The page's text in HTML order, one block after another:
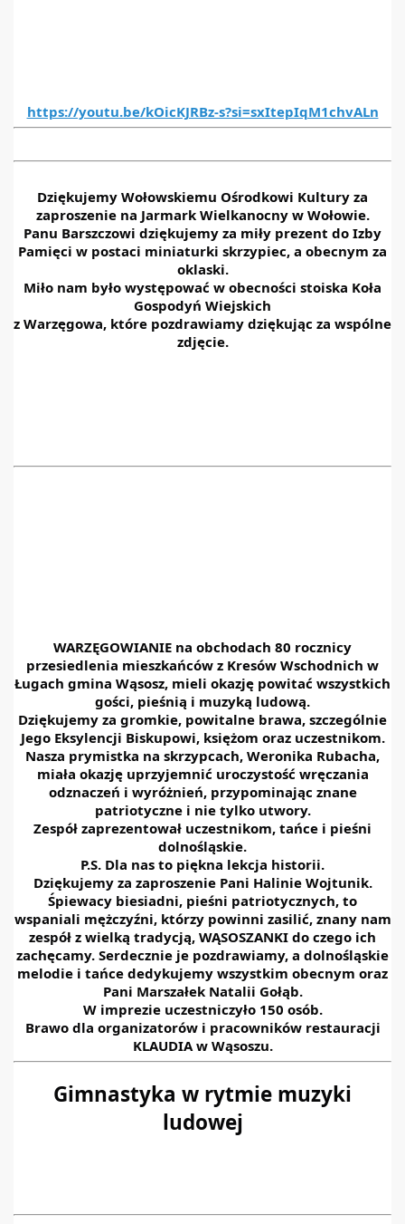
https://youtu.be/kOicKJRBz-s?si=sxItepIqM1chvALn
Dziękujemy Wołowskiemu Ośrodkowi Kultury za
zaproszenie na Jarmark Wielkanocny w Wołowie.
Panu Barszczowi dziękujemy za miły prezent do Izby
Pamięci w postaci miniaturki skrzypiec, a obecnym za
oklaski.
Miło nam było występować w obecności stoiska Koła
Gospodyń Wiejskich
z Warzęgowa, które pozdrawiamy dziękując za wspólne
zdjęcie.
WARZĘGOWIANIE na obchodach 80 rocznicy
przesiedlenia mieszkańców z Kresów Wschodnich w
Ługach gmina Wąsosz, mieli okazję powitać wszystkich
gości, pieśnią i muzyką ludową.
Dziękujemy za gromkie, powitalne brawa, szczególnie
Jego Eksylencji Biskupowi, księżom oraz uczestnikom.
Nasza prymistka na skrzypcach, Weronika Rubacha,
miała okazję uprzyjemnić uroczystość wręczania
odznaczeń i wyróżnień, przypominając znane
patriotyczne i nie tylko utwory.
Zespół zaprezentował uczestnikom, tańce i pieśni
dolnośląskie.
P.S. Dla nas to piękna lekcja historii.
Dziękujemy za zaproszenie Pani Halinie Wojtunik.
Śpiewacy biesiadni, pieśni patriotycznych, to
wspaniali mężczyźni, którzy powinni zasilić, znany nam
zespół z wielką tradycją, WĄSOSZANKI do czego ich
zachęcamy. Serdecznie je pozdrawiamy, a dolnośląskie
melodie i tańce dedykujemy wszystkim obecnym oraz
Pani Marszałek Natalii Gołąb.
W imprezie uczestniczyło 150 osób.
Brawo dla organizatorów i pracowników restauracji
KLAUDIA w Wąsoszu.
Gimnastyka w rytmie muzyki
ludowej